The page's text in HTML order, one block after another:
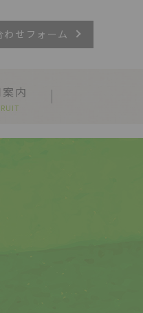
わせフォーム
内